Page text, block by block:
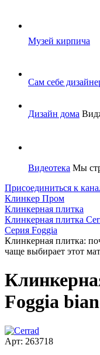
Музей кирпича
Сам себе
Дизайн дома
Видеотека Мы
Присоединиться к
Клинкер Пром
Клинкерная плитка
Клинкерная плитка
Серия Foggia
Клинкерная плитка:
чаще выбирает этот
Foggia
Арт: 263718